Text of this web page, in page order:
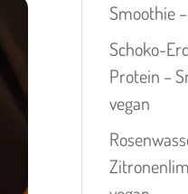
Smoothie
Schoko-
Protein –
vegan